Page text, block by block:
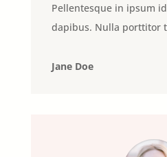
Pellentesque in ipsum
dapibus. Nulla porttitor
Jane Doe